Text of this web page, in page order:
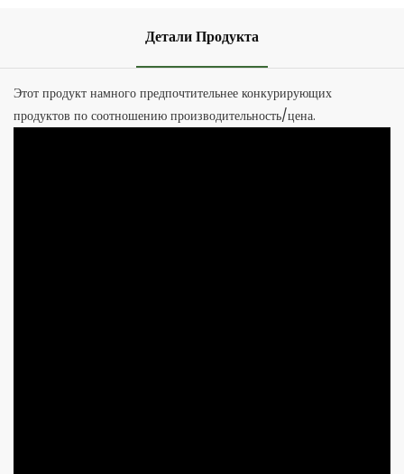
Детали Продукта
Этот продукт намного предпочтительнее конкурирующих
продуктов по соотношению производительность/цена.